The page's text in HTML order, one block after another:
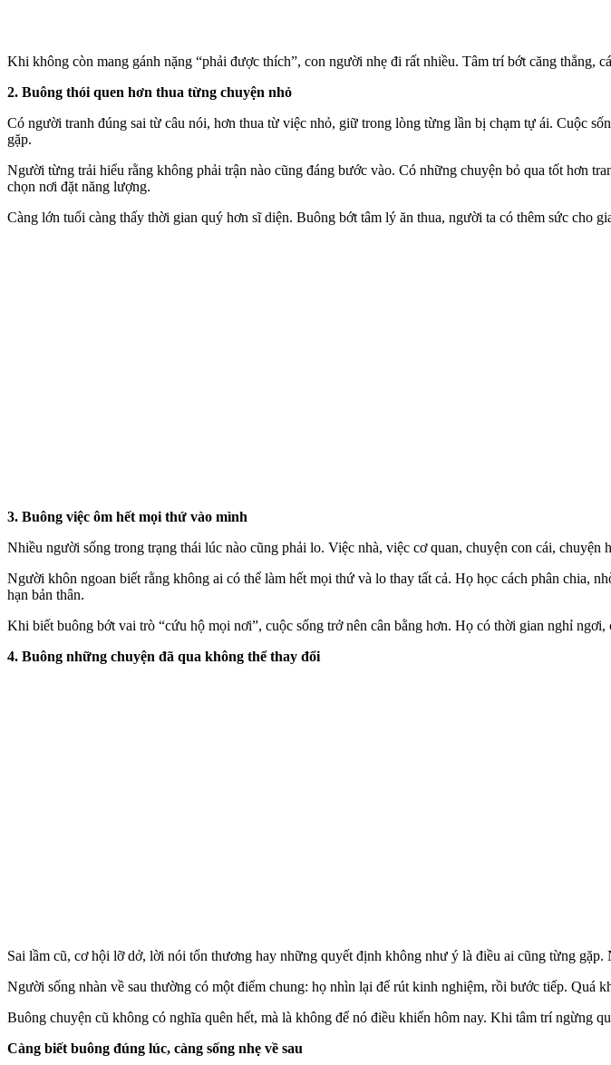
Khi không còn mang gánh nặng “phải được thích”, con người nhẹ đi rất nhiều. Tâm trí bớt căng thẳng,
2. Buông thói quen hơn thua từng chuyện nhỏ
Có người tranh đúng sai từ câu nói, hơn thua từ việc nhỏ, giữ trong lòng từng lần bị chạm tự ái. Cuộc
gặp.
Người từng trải hiểu rằng không phải trận nào cũng đáng bước vào. Có những chuyện bỏ qua tốt hơn
chọn nơi đặt năng lượng.
Càng lớn tuổi càng thấy thời gian quý hơn sĩ diện. Buông bớt tâm lý ăn thua, người ta có thêm sức cho
3. Buông việc ôm hết mọi thứ vào mình
Nhiều người sống trong trạng thái lúc nào cũng phải lo. Việc nhà, việc cơ quan, chuyện con cái,
Người khôn ngoan biết rằng không ai có thể làm hết mọi thứ và lo thay tất cả. Họ học cách phân chia,
hạn bản thân.
Khi biết buông bớt vai trò “cứu hộ mọi nơi”, cuộc sống trở nên cân bằng hơn. Họ có thời gian nghỉ
4. Buông những chuyện đã qua không thể thay đổi
Sai lầm cũ, cơ hội lỡ dở, lời nói tổn thương hay những quyết định không như ý là điều ai cũng từng
Người sống nhàn về sau thường có một điểm chung: họ nhìn lại để rút kinh nghiệm, rồi bước tiếp. Quá
Buông chuyện cũ không có nghĩa quên hết, mà là không để nó điều khiển hôm nay. Khi tâm trí ngừng
Càng biết buông đúng lúc, càng sống nhẹ về sau